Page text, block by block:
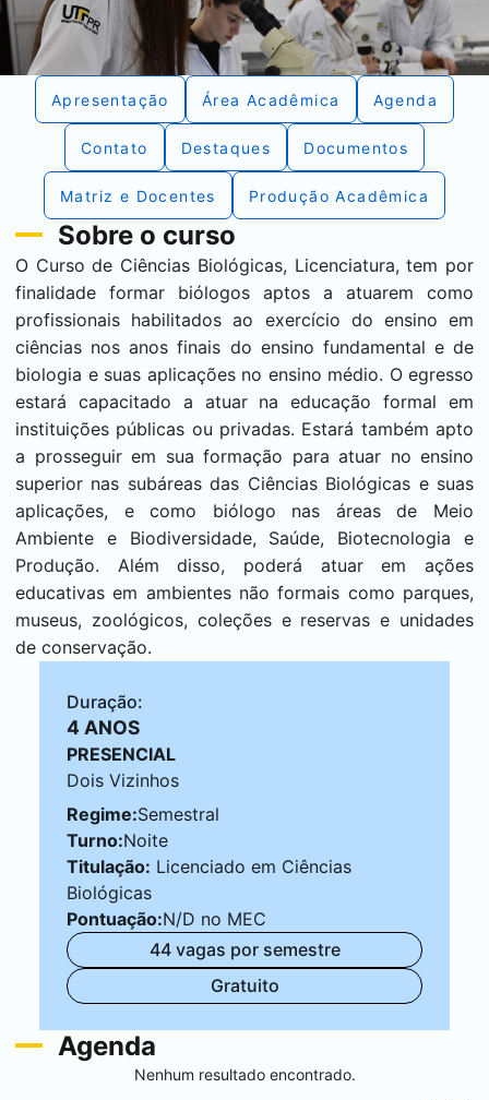
Apresentação Área Acadêmica Agenda
Contato Destaques Documentos
Matriz e Docentes Produção Acadêmica
Sobre o curso
O Curso de Ciências Biológicas, Licenciatura, tem por
finalidade formar biólogos aptos a atuarem como
profissionais habilitados ao exercício do ensino em
ciências nos anos finais do ensino fundamental e de
biologia e suas aplicações no ensino médio. O egresso
estará capacitado a atuar na educação formal em
instituições públicas ou privadas. Estará também apto
a prosseguir em sua formação para atuar no ensino
superior nas subáreas das Ciências Biológicas e suas
aplicações, e como biólogo nas áreas de Meio
Ambiente e Biodiversidade, Saúde, Biotecnologia e
Produção. Além disso, poderá atuar em ações
educativas em ambientes não formais como parques,
museus, zoológicos, coleções e reservas e unidades
de conservação.
Duração:
4 ANOS
PRESENCIAL
Dois Vizinhos
Regime:Semestral
Turno:Noite
Titulação: Licenciado em Ciências
Biológicas
Pontuação:N/D no MEC
44 vagas por semestre
Gratuito
Agenda
Nenhum resultado encontrado.